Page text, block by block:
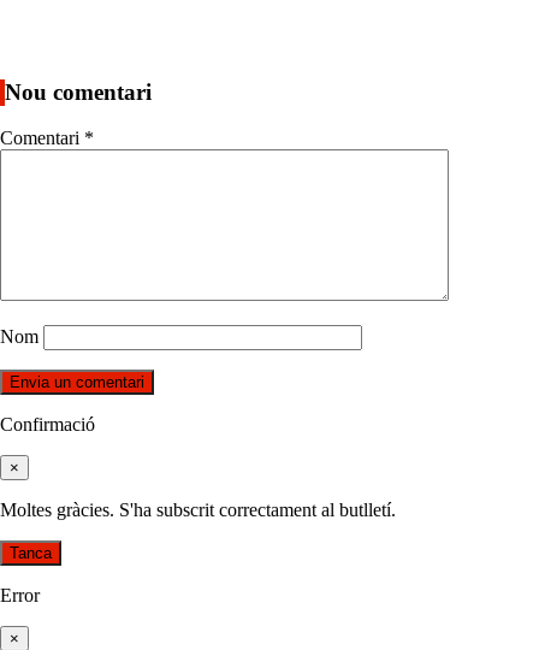
Nou comentari
Comentari *
Nom
Confirmació
×
Moltes gràcies. S'ha subscrit correctament al butlletí.
Tanca
Error
×